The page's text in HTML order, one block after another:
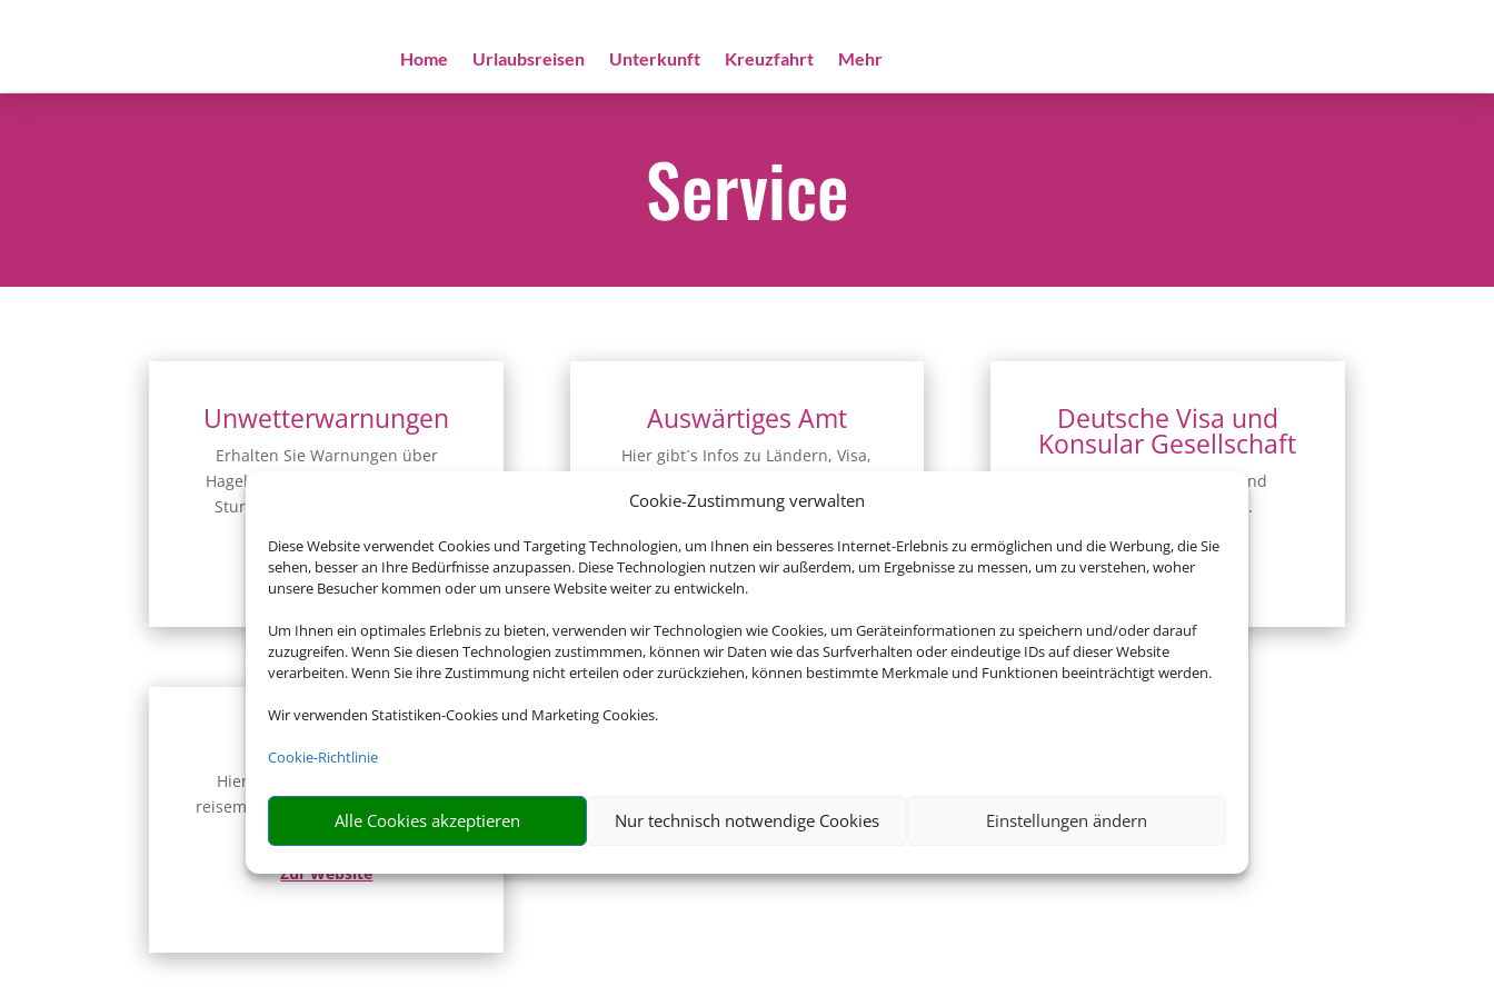
Cookie-Zustimmung verwalten
Diese Website verwendet Cookies und Targeting Technologien, um Ihnen ein besseres Internet-Erlebnis zu ermöglichen und die Werbung, die Sie
sehen, besser an Ihre Bedürfnisse anzupassen. Diese Technologien nutzen wir außerdem, um Ergebnisse zu messen, um zu verstehen, woher
unsere Besucher kommen oder um unsere Website weiter zu entwickeln.
Um Ihnen ein optimales Erlebnis zu bieten, verwenden wir Technologien wie Cookies, um Geräteinformationen zu speichern und/oder darauf
zuzugreifen. Wenn Sie diesen Technologien zustimmmen, können wir Daten wie das Surfverhalten oder eindeutige IDs auf dieser Website
verarbeiten. Wenn Sie ihre Zustimmung nicht erteilen oder zurückziehen, können bestimmte Merkmale und Funktionen beeinträchtigt werden.
Wir verwenden Statistiken-Cookies und Marketing Cookies.
Cookie-Richtlinie
Alle Cookies akzeptieren Nur technisch notwendige Cookies Einstellungen ändern
Home Urlaubsreisen Unterkunft Kreuzfahrt Mehr
Service
Unwetterwarnungen
Erhalten Sie Warnungen über
Hagel, Gewitter, Schnee, Eis und
Sturm, Unwetter, Bundesweit.
Zur Website
Auswärtiges Amt
Hier gibt´s Infos zu Ländern, Visa,
Deutsche Visa und
Konsular Gesellschaft
Hier erhalten Sie Visa- und
Einreiseinformationen.
Zur Website
Reisemedizin
Hier erhalten Sie kompetente
reisemedizinische Beratung für Ihr
Ferienziel.
Zur Website